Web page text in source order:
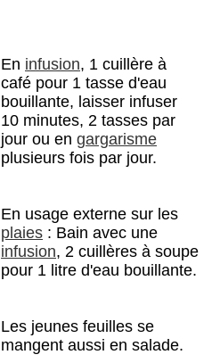
En infusion, 1 cuillère à
café pour 1 tasse d'eau
bouillante, laisser infuser
10 minutes, 2 tasses par
jour ou en gargarisme
plusieurs fois par jour.
En usage externe sur les
plaies : Bain avec une
infusion, 2 cuillères à soupe
pour 1 litre d'eau bouillante.
Les jeunes feuilles se
mangent aussi en salade.